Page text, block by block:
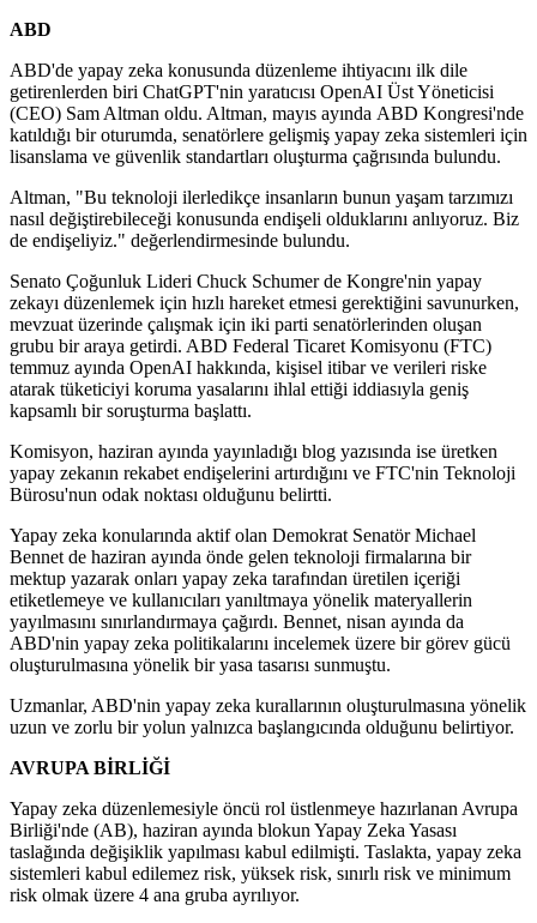
ABD
ABD'de yapay zeka konusunda düzenleme ihtiyacını ilk dile
getirenlerden biri ChatGPT'nin yaratıcısı OpenAI Üst Yöneticisi
(CEO) Sam Altman oldu. Altman, mayıs ayında ABD Kongresi'nde
katıldığı bir oturumda, senatörlere gelişmiş yapay zeka sistemleri için
lisanslama ve güvenlik standartları oluşturma çağrısında bulundu.
Altman, "Bu teknoloji ilerledikçe insanların bunun yaşam tarzımızı
nasıl değiştirebileceği konusunda endişeli olduklarını anlıyoruz. Biz
de endişeliyiz." değerlendirmesinde bulundu.
Senato Çoğunluk Lideri Chuck Schumer de Kongre'nin yapay
zekayı düzenlemek için hızlı hareket etmesi gerektiğini savunurken,
mevzuat üzerinde çalışmak için iki parti senatörlerinden oluşan
grubu bir araya getirdi. ABD Federal Ticaret Komisyonu (FTC)
temmuz ayında OpenAI hakkında, kişisel itibar ve verileri riske
atarak tüketiciyi koruma yasalarını ihlal ettiği iddiasıyla geniş
kapsamlı bir soruşturma başlattı.
Komisyon, haziran ayında yayınladığı blog yazısında ise üretken
yapay zekanın rekabet endişelerini artırdığını ve FTC'nin Teknoloji
Bürosu'nun odak noktası olduğunu belirtti.
Yapay zeka konularında aktif olan Demokrat Senatör Michael
Bennet de haziran ayında önde gelen teknoloji firmalarına bir
mektup yazarak onları yapay zeka tarafından üretilen içeriği
etiketlemeye ve kullanıcıları yanıltmaya yönelik materyallerin
yayılmasını sınırlandırmaya çağırdı. Bennet, nisan ayında da
ABD'nin yapay zeka politikalarını incelemek üzere bir görev gücü
oluşturulmasına yönelik bir yasa tasarısı sunmuştu.
Uzmanlar, ABD'nin yapay zeka kurallarının oluşturulmasına yönelik
uzun ve zorlu bir yolun yalnızca başlangıcında olduğunu belirtiyor.
AVRUPA BİRLİĞİ
Yapay zeka düzenlemesiyle öncü rol üstlenmeye hazırlanan Avrupa
Birliği'nde (AB), haziran ayında blokun Yapay Zeka Yasası
taslağında değişiklik yapılması kabul edilmişti. Taslakta, yapay zeka
sistemleri kabul edilemez risk, yüksek risk, sınırlı risk ve minimum
risk olmak üzere 4 ana gruba ayrılıyor.